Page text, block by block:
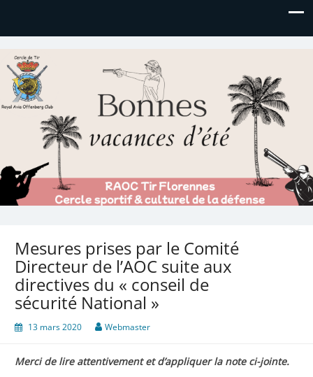
Royal AOC Florennes
Section TIR de l'AVIA
Mesures prises par le Comité
Directeur de l’AOC suite aux
directives du « conseil de
sécurité National »
13 mars 2020 Webmaster
Merci de lire attentivement et d’appliquer la note ci-jointe.